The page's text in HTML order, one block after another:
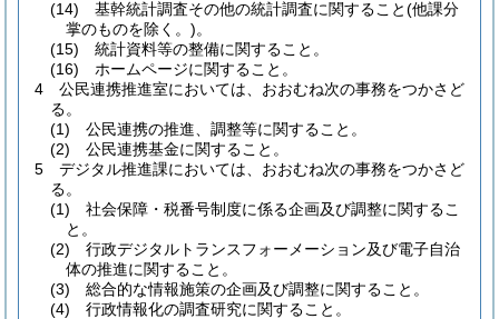
(14)
基幹統計調査その他の統計調査に関すること(他課分
掌のものを除く。)。
(15)
統計資料等の整備に関すること。
(16)
ホームページに関すること。
4
公民連携推進室においては、おおむね次の事務をつかさど
る。
(1)
公民連携の推進、調整等に関すること。
(2)
公民連携基金に関すること。
5
デジタル推進課においては、おおむね次の事務をつかさど
る。
(1)
社会保障・税番号制度に係る企画及び調整に関するこ
と。
(2)
行政デジタルトランスフォーメーション及び電子自治
体の推進に関すること。
(3)
総合的な情報施策の企画及び調整に関すること。
(4)
行政情報化の調査研究に関すること。